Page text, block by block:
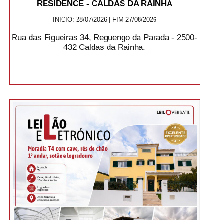
RESIDENCE - CALDAS DA RAINHA
INÍCIO: 28/07/2026 | FIM 27/08/2026
Rua das Figueiras 34, Reguengo da Parada - 2500-
432 Caldas da Rainha.